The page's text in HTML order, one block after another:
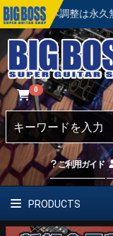
基本調整は永久無料！
0
ご利用ガイド
PRODUCTS